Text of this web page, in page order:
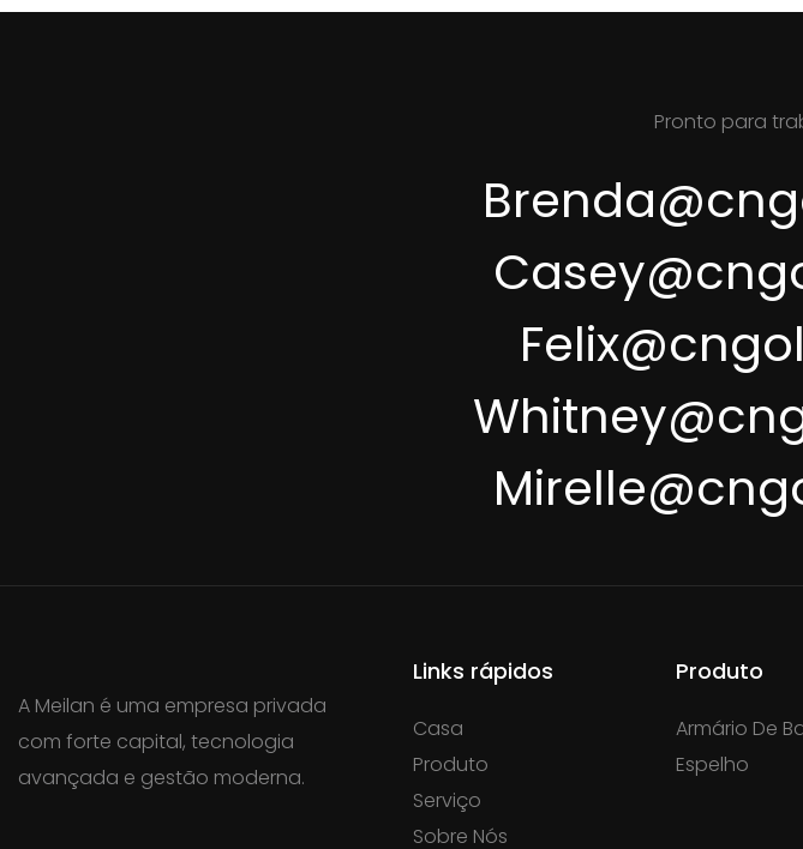
Pronto para
A Meilan é uma empresa privada
com forte capital, tecnologia
avançada e gestão moderna.
Links rápidos
Casa
Produto
Serviço
Sobre Nós
Produto
Armário De
Espelho